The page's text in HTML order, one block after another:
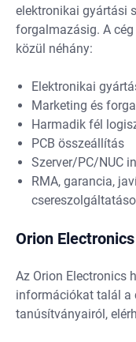
elektronikai gyártási
forgalmazásig. A
közül néhány:
Elektronikai
Marketing és
Harmadik fél
PCB összeállítás
Szerver/PC/NUC
RMA, garancia,
Orion
Az Orion Electronics
információkat talál a
tanúsítványairól,